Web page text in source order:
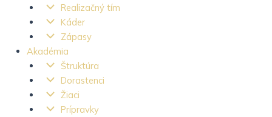
Realizačný tím
Káder
Zápasy
Akadémia
Štruktúra
Dorastenci
Žiaci
Prípravky